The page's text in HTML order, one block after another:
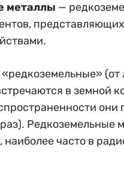
металлы —
в земной
они
Редкоземельные
часто в